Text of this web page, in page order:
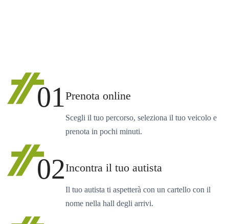
01Prenota online
Scegli il tuo percorso, seleziona il tuo veicolo e
prenota in pochi minuti.
02Incontra il tuo autista
Il tuo autista ti aspetterà con un cartello con il
nome nella hall degli arrivi.